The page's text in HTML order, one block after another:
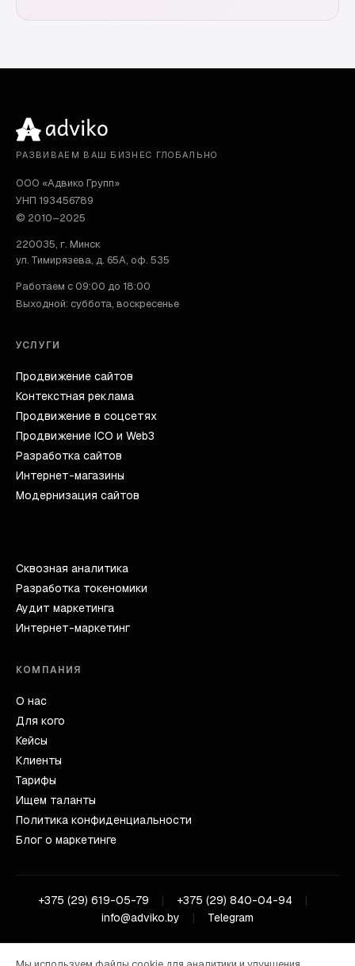
РАЗВИВАЕМ ВАШ БИЗНЕС ГЛОБАЛЬНО
ООО «Адвико Групп»
УНП 193456789
© 2010–2025
220035, г. Минск
ул. Тимирязева, д. 65А, оф. 535
Работаем с 09:00 до 18:00
Выходной: суббота, воскресенье
УСЛУГИ
Продвижение сайтов
Контекстная реклама
Продвижение в соцсетях
Продвижение ICO и Web3
Разработка сайтов
Интернет-магазины
Модернизация сайтов
Сквозная аналитика
Разработка токеномики
Аудит маркетинга
Интернет-маркетинг
КОМПАНИЯ
О нас
Для кого
Кейсы
Клиенты
Тарифы
Ищем таланты
Политика конфиденциальности
Блог о маркетинге
+375 (29) 619-05-79 | +375 (29) 840-04-94
|
info@adviko.by
| Telegram